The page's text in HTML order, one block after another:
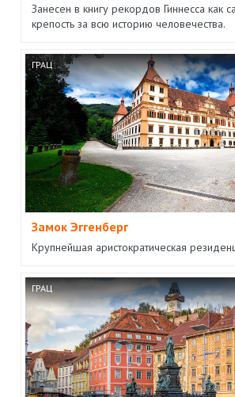
Занесен в книгу рекордов Гиннесса как
крепость за всю историю человечества.
ГРАЦ
Замок Эггенберг
Крупнейшая аристократическая
ГРАЦ